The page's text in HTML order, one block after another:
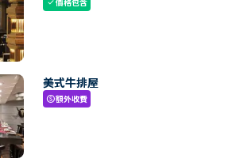
check
美式牛排屋
paid額外收費